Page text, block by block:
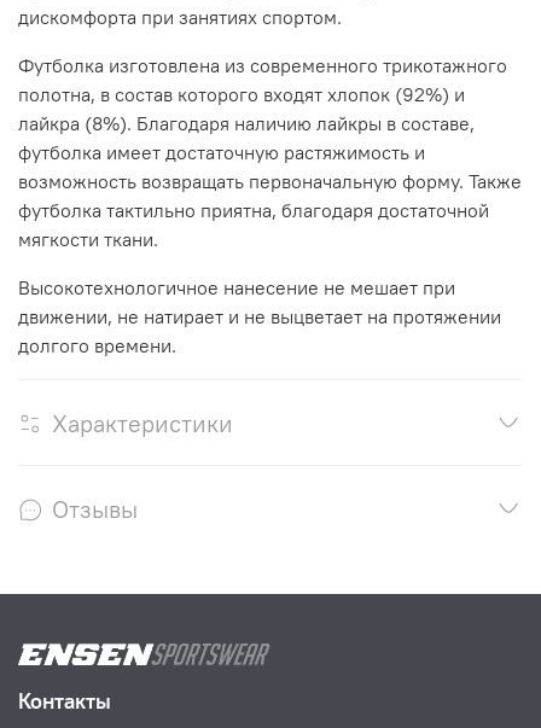
дискомфорта при занятиях спортом.
Футболка изготовлена из современного трикотажного
полотна, в состав которого входят хлопок (92%) и
лайкра (8%). Благодаря наличию лайкры в составе,
футболка имеет достаточную растяжимость и
возможность возвращать первоначальную форму. Также
футболка тактильно приятна, благодаря достаточной
мягкости ткани.
Высокотехнологичное нанесение не мешает при
движении, не натирает и не выцветает на протяжении
долгого времени.
Характеристики
Отзывы
Контакты